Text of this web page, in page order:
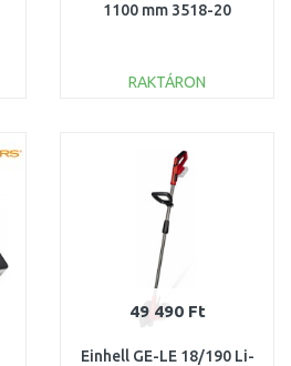
1100 mm 3518-20
RAKTÁRON
Összehasonlítás
49 490 Ft
Einhell GE-LE 18/190 Li-